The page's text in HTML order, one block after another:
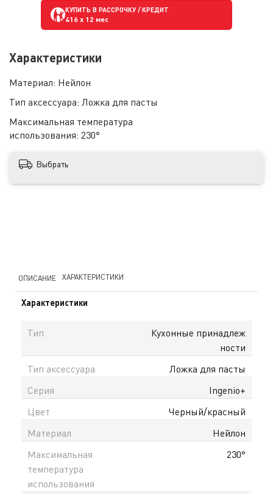
КУПИТЬ В РАССРОЧКУ / КРЕДИТ
416 x 12 мес
Характеристики
Материал: Нейлон
Тип аксессуара: Ложка для пасты
Максимальная температура
использования: 230°
Выбрать
ОПИСАНИЕ ХАРАКТЕРИСТИКИ
Характеристики
Тип
Кухонные принадлеж
ности
Тип аксессуара
Ложка для пасты
Серия
Ingenio+
Цвет
Черный/красный
Материал
Нейлон
Максимальная
температура
использования
230°